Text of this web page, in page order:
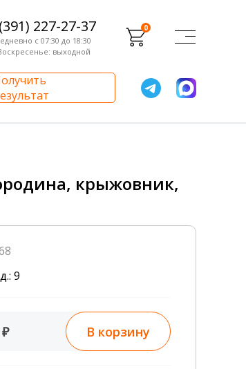
227-27-37
с 07:30 до 18:30
выходной
0
и лицензии
аудит
Франчайзинг
крыжовник,
9
В корзину